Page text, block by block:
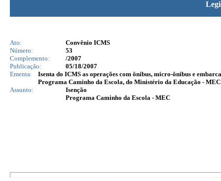
Ato:
Convênio ICMS
Número:
53
Complemento:
/2007
Publicação:
05/18/2007
Ementa:
Isenta do ICMS as operações com ônibus, micro-ônibus e
Programa Caminho da Escola, do Ministério da Educação -
Assunto:
Isenção
Programa Caminho da Escola - MEC